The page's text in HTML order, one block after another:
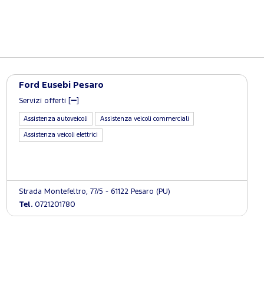
Ford Eusebi Pesaro
Servizi offerti [ ]
Assistenza autoveicoli Assistenza veicoli commerciali
Assistenza veicoli elettrici
Strada Montefeltro, 77/5 - 61122 Pesaro (PU)
Tel.0721201780